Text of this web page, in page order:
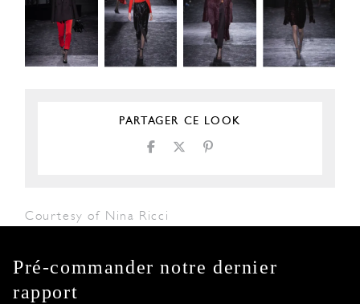
PARTAGER CE LOOK
Courtesy of Nina Ricci
Pré-commander notre dernier
rapport